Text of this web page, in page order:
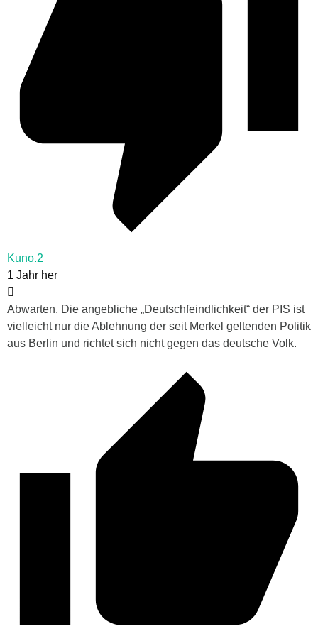
Kuno.2
1 Jahr her
Abwarten. Die angebliche „Deutschfeindlichkeit“ der PIS ist
vielleicht nur die Ablehnung der seit Merkel geltenden Politik
aus Berlin und richtet sich nicht gegen das deutsche Volk.